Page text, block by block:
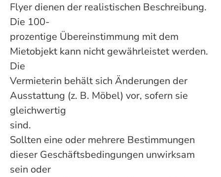
Flyer dienen der realistischen Beschreibung.
Die 100-
prozentige Übereinstimmung mit dem
Mietobjekt kann nicht gewährleistet werden.
Die
Vermieterin behält sich Änderungen der
Ausstattung (z. B. Möbel) vor, sofern sie
gleichwertig
sind.
Sollten eine oder mehrere Bestimmungen
dieser Geschäftsbedingungen unwirksam
sein oder